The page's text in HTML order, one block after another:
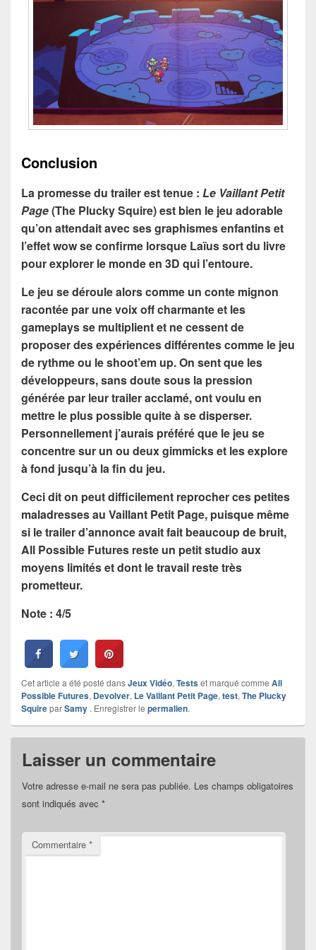
Conclusion
La promesse du trailer est tenue : Le Vaillant Petit
Page(The Plucky Squire) est bien le jeu adorable
qu’on attendait avec ses graphismes enfantins et
l’effet wow se confirme lorsque Laïus sort du livre
pour explorer le monde en 3D qui l’entoure.
Le jeu se déroule alors comme un conte mignon
racontée par une voix off charmante et les
gameplays se multiplient et ne cessent de
proposer des expériences différentes comme le jeu
de rythme ou le shoot’em up. On sent que les
développeurs, sans doute sous la pression
générée par leur trailer acclamé, ont voulu en
mettre le plus possible quite à se disperser.
Personnellement j’aurais préféré que le jeu se
concentre sur un ou deux gimmicks et les explore
à fond jusqu’à la fin du jeu.
Ceci dit on peut difficilement reprocher ces petites
maladresses au Vaillant Petit Page, puisque même
si le trailer d’annonce avait fait beaucoup de bruit,
All Possible Futures reste un petit studio aux
moyens limités et dont le travail reste très
prometteur.
Note : 4/5
Cet article a été posté dansJeux Vidéo, Testset marqué comme All
Possible Futures, Devolver, Le Vaillant Petit Page, test, The Plucky
SquireparSamy . Enregistrer le permalien.
Laisser un commentaire
Votre adresse e-mail ne sera pas publiée. Les champs obligatoires
sont indiqués avec *
Commentaire *